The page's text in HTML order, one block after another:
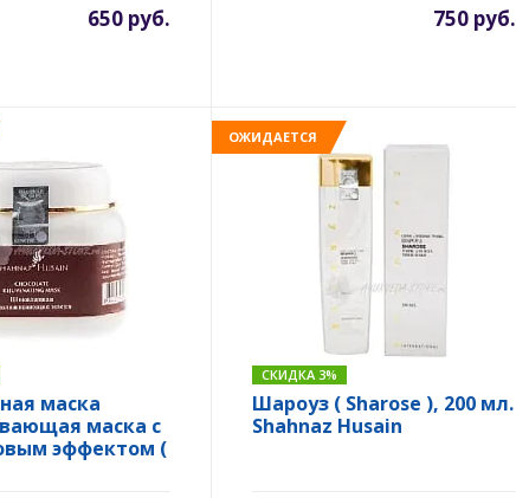
650 руб. 750 руб.
маска
маска с
эффектом (
ОЖИДАЕТСЯ
СКИДКА 3%
Шароуз ( Sharose ), 200 мл.
Shahnaz Husain